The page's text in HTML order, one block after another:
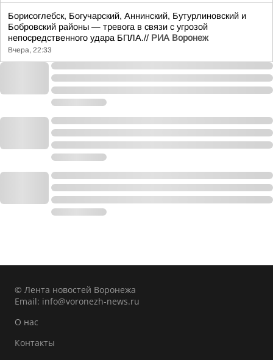
Борисоглебск, Богучарский, Аннинский, Бутурлиновский и
Бобровский районы — тревога в связи с угрозой
непосредственного удара БПЛА.// РИА Воронеж
Вчера, 22:33
© Лента новостей Воронежа
Email: info@voronezh-news.ru
О нас
Контакты